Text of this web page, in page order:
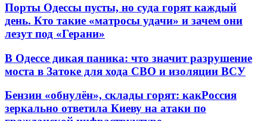
Порты Одессы пусты, но суда горят каждый
день. Кто такие «матросы удачи» и зачем они
лезут под «Герани»
В Одессе дикая паника: что значит разрушение
моста в Затоке для хода СВО и изоляции ВСУ
Бензин «обнулён», склады горят: какРоссия
зеркально ответила Киеву на атаки по